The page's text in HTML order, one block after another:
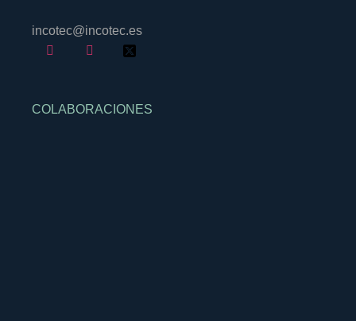
incotec@incotec.es
COLABORACIONES